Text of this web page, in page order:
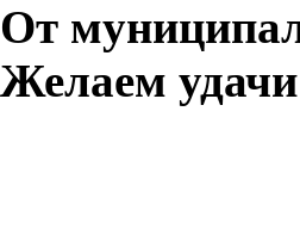
От
Желаем